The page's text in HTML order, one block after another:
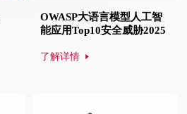
OWASP大语言模型人工智
能应用Top10安全威胁2025
了解详情